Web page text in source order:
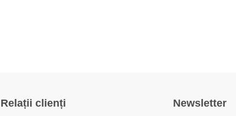
Relații clienți Newsletter